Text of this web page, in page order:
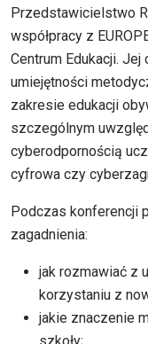
Przedstawicielstwo
współpracy z
Centrum Edukacji.
umiejętności
zakresie edukacji
szczególnym
cyberodpornością
cyfrowa czy
Podczas konferencji
zagadnienia:
jak rozmawiać z
korzystaniu z
jakie znaczenie